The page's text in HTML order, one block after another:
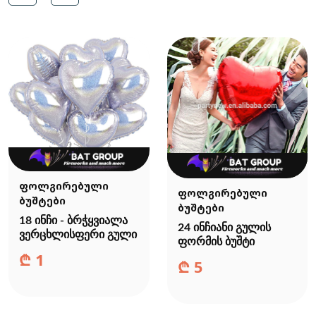
ფოლგირებული
ბუშტები
18 ინჩი - ბრჭყვიალა
ვერცხლისფერი გული
₾ 1
ფოლგირებული
ბუშტები
24 ინჩიანი გულის
ფორმის ბუშტი
₾ 5